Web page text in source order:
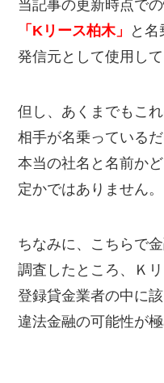
当記事の更新時点で
「Kリース柏木」
と
発信元として使用して
但し、あくまでもこ
相手が名乗っている
本当の社名と名前か
定かではありません。
ちなみに、こちらで
調査したところ、Ｋ
登録貸金業者の中に該
違法金融の可能性が